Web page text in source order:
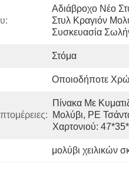
Αδιάβροχο Νέο
Στυλ Κραγιόν
Συσκευασία
Στόμα
Οποιοδήποτε
Πίνακα Με
Μολύβι, PE
Χαρτονιού:
μολύβι χειλικών